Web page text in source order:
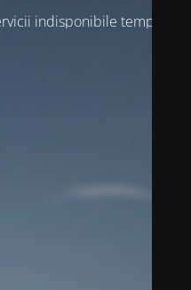
indisponibile temporar!